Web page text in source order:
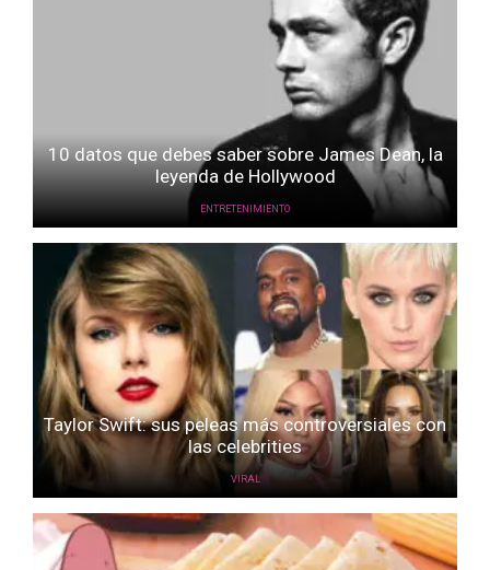
10 datos que debes saber sobre James Dean, la
leyenda de Hollywood
ENTRETENIMIENTO
Taylor Swift: sus peleas más controversiales con
las celebrities
VIRAL